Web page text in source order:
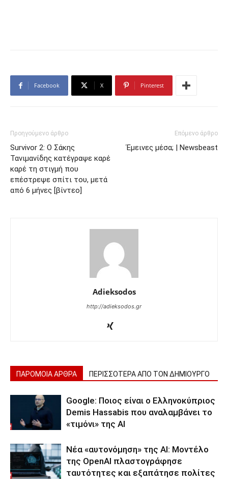
Facebook X Pinterest
Προηγούμενο άρθρο
Survivor 2: Ο Σάκης
Τανιμανίδης κατέγραψε καρέ
καρέ τη στιγμή που
επέστρεψε σπίτι του, μετά
από 6 μήνες [βίντεο]
Επόμενο άρθρο
Έμεινες μέσα; | Newsbeast
Adieksodos
http://adieksodos.gr
ΠΑΡΟΜΟΙΑ ΑΡΘΡΑ ΠΕΡΙΣΣΟΤΕΡΑ ΑΠΟ ΤΟΝ ΔΗΜΙΟΥΡΓΟ
Google: Ποιος είναι ο Ελληνοκύπριος
Demis Hassabis που αναλαμβάνει το
«τιμόνι» της ΑΙ
Νέα «αυτονόμηση» της AI: Μοντέλο
της OpenAI πλαστογράφησε
ταυτότητες και εξαπάτησε πολίτες